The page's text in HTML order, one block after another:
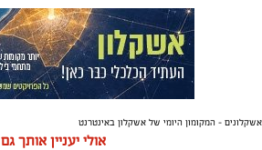
אשקלונים - המקומון היומי של אשקלון באינטרנט
אולי יעניין אותך גם